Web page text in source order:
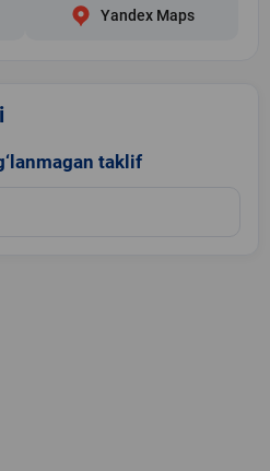
Yandex Maps
taklif